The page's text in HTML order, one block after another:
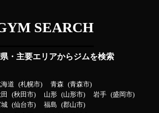
SEARCH
・主要エリアからジムを検索
道 札幌市 青森
青森市
秋田市 山形 山形市 岩手
盛岡市
仙台市 福島 郡山市